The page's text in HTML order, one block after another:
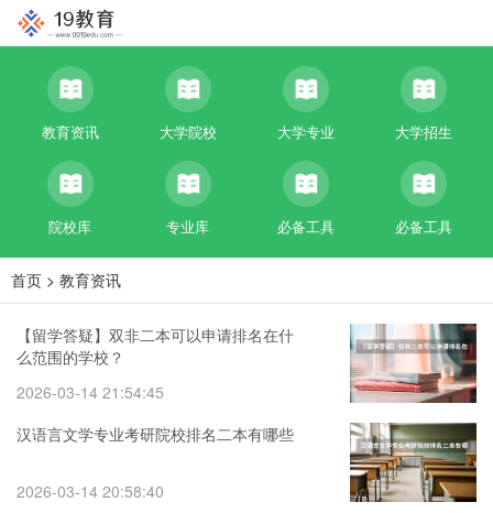
教育资讯 大学院校 大学专业 大学招生
院校库 专业库 必备工具 必备工具
首页 > 教育资讯
【留学答疑】双非二本可以申请排名在什
么范围的学校？
2026-03-14 21:54:45
汉语言文学专业考研院校排名二本有哪些
2026-03-14 20:58:40